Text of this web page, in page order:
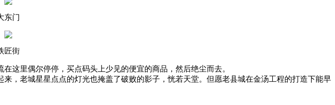
东门
匠街
这里偶尔停停，买点码头上少见的便宜的商品，然后绝尘而去。
，老城星星点点的灯光也掩盖了破败的影子，恍若天堂。但愿老县城在金汤工程的打造下能早